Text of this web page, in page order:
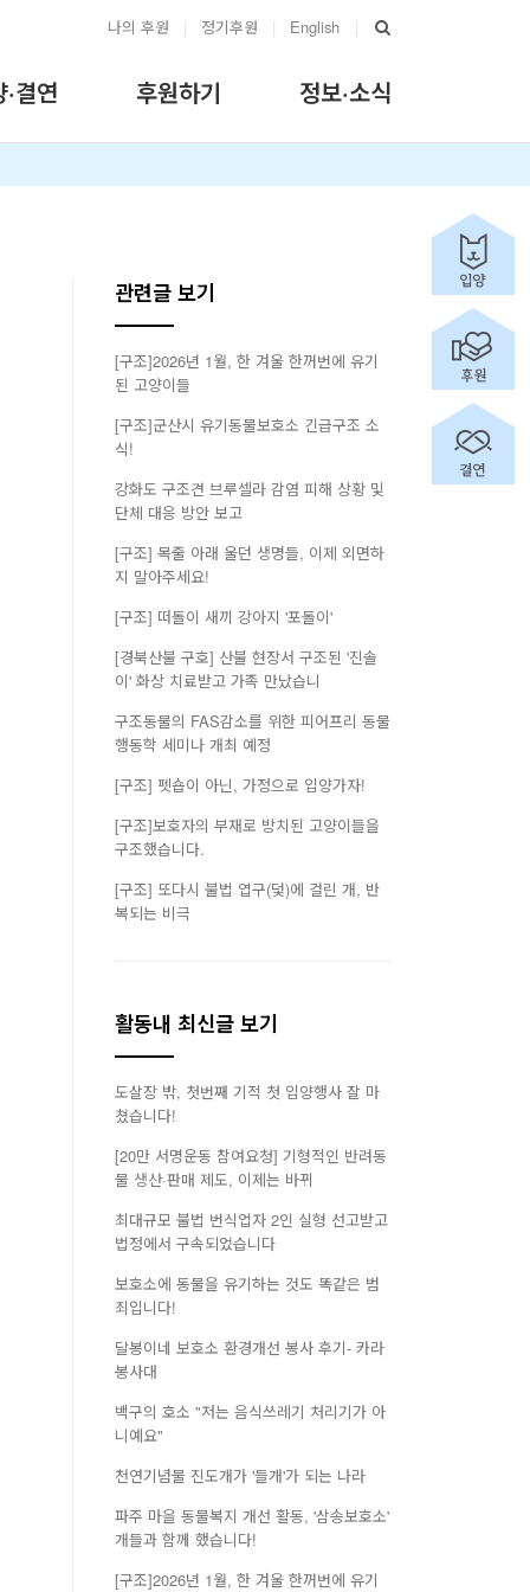
나의 후원 | 정기후원 | English |
결연 후원하기 정보·소식
관련글 보기
[구조]2026년 1월, 한 겨울 한꺼번에 유기
된 고양이들
[구조]군산시 유기동물보호소 긴급구조 소
식!
강화도 구조견 브루셀라 감염 피해 상황 및
단체 대응 방안 보고
[구조] 목줄 아래 울던 생명들, 이제 외면하
지 말아주세요!
[구조] 떠돌이 새끼 강아지 '포돌이'
[경북산불 구호] 산불 현장서 구조된 '진솔
이' 화상 치료받고 가족 만났습니
구조동물의 FAS감소를 위한 피어프리 동물
행동학 세미나 개최 예정
[구조] 펫숍이 아닌, 가정으로 입양가자!
[구조]보호자의 부재로 방치된 고양이들을
구조했습니다.
[구조] 또다시 불법 엽구(덫)에 걸린 개, 반
복되는 비극
활동내 최신글 보기
도살장 밖, 첫번째 기적 첫 입양행사 잘 마
쳤습니다!
[20만 서명운동 참여요청] 기형적인 반려동
물 생산·판매 제도, 이제는 바뀌
최대규모 불법 번식업자 2인 실형 선고받고
법정에서 구속되었습니다
보호소에 동물을 유기하는 것도 똑같은 범
죄입니다!
달봉이네 보호소 환경개선 봉사 후기- 카라
봉사대
백구의 호소 "저는 음식쓰레기 처리기가 아
니예요"
천연기념물 진도개가 '들개'가 되는 나라
파주 마을 동물복지 개선 활동, '삼송보호소'
개들과 함께 했습니다!
[구조]2026년 1월, 한 겨울 한꺼번에 유기